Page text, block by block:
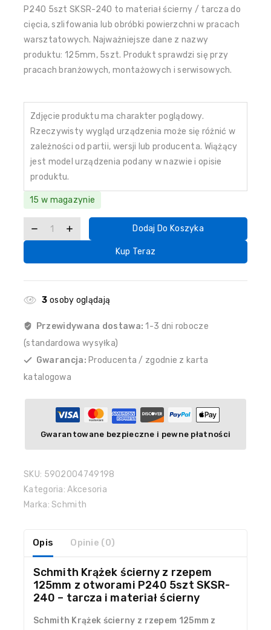
P240 5szt SKSR-240 to materiał ścierny / tarcza do
cięcia, szlifowania lub obróbki powierzchni w pracach
warsztatowych. Najważniejsze dane z nazwy
produktu: 125mm, 5szt. Produkt sprawdzi się przy
pracach branżowych, montażowych i serwisowych.
Zdjęcie produktu ma charakter poglądowy.
Rzeczywisty wygląd urządzenia może się różnić w
zależności od partii, wersji lub producenta. Wiążący
jest model urządzenia podany w nazwie i opisie
produktu.
15 w magazynie
Dodaj Do Koszyka
Kup Teraz
3 osoby oglądają
Przewidywana dostawa: 1-3 dni robocze
(standardowa wysyłka)
Gwarancja: Producenta / zgodnie z karta
katalogowa
Gwarantowane bezpieczne i pewne płatności
SKU: 5902004749198
Kategoria:Akcesoria
Marka:Schmith
Opis Opinie (0)
Schmith Krążek ścierny z rzepem
125mm z otworami P240 5szt SKSR-
240 – tarcza i materiał ścierny
Schmith Krążek ścierny z rzepem 125mm z